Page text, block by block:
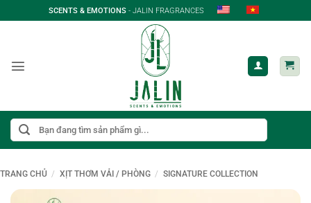
qua
SCENTS & EMOTIONS - JALIN FRAGRANCES
Tìm
kiếm:
TRANG CHỦ / XỊT THƠM VẢI / PHÒNG / SIGNATURE COLLECTION